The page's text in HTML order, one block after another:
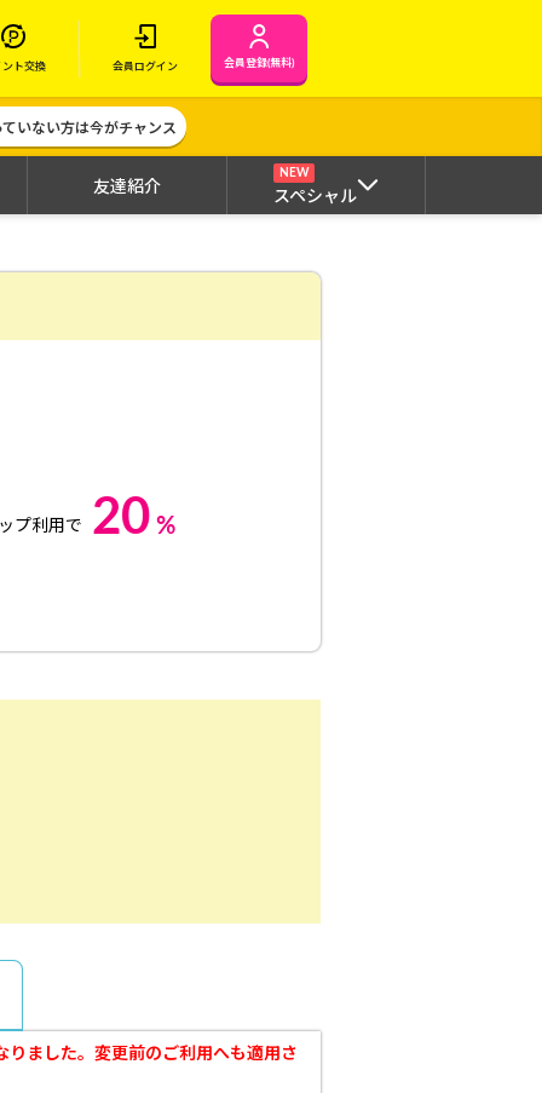
ント交換 会員ログイン 会員登録(無料)
いない方は今がチャンス
友達紹介
NEW
スペシャル
プ利用で 20 %
ました。変更前のご利用へも適用さ